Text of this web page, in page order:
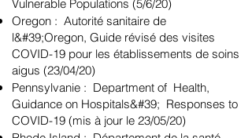
Vulnerable Populations (5/6/20)
Oregon : Autorité sanitaire de
l&#39;Oregon, Guide révisé des visites
COVID-19 pour les établissements de soins
aigus (23/04/20)
Pennsylvanie : Department of Health,
Guidance on Hospitals&#39; Responses to
COVID-19 (mis à jour le 23/05/20)